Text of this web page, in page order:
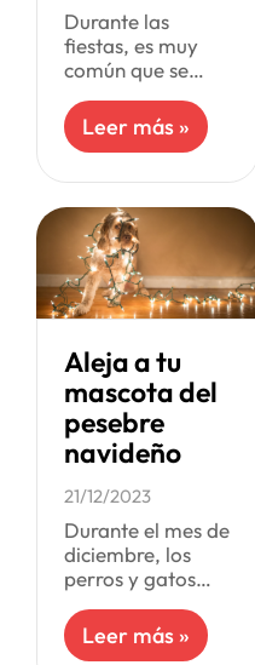
Durante las
fiestas, es muy
común que se
batalla campal de
la que tienen que
los cat lovers: los
gatos versus
Leer más »
Aleja a tu
mascota del
pesebre
navideño
21/12/2023
Durante el mes de
diciembre, los
perros y gatos
atraídos por las
decoraciones
Leer más »